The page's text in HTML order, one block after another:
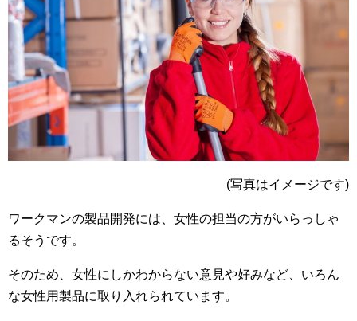
(写真はイメージです)
ワークマンの製品開発には、女性の担当の方がいらっしゃ
るそうです。
そのため、女性にしかわからない意見や好みなど、いろん
な女性用製品に取り入れられています。